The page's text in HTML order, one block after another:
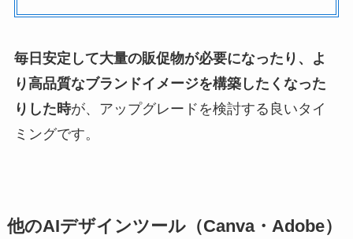
毎日安定して大量の販促物が必要になったり、よ
り高品質なブランドイメージを構築したくなった
りした時が、アップグレードを検討する良いタイ
ミングです。
他のAIデザインツール（Canva・Adobe）